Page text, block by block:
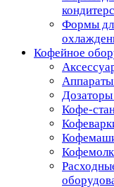
Формы
Кофейное
Дозаторы
Кофе-